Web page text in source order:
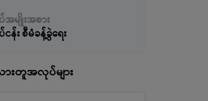
မျိုးအစား
န်း စီမံခန့်ခွဲရေး
းတူအလုပ်များ